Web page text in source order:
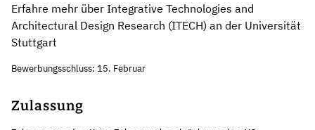
Erfahre mehr über Integrative Technologies and
Architectural Design Research (ITECH) an der Universität
Stuttgart
Bewerbungsschluss: 15. Februar
Zulassung